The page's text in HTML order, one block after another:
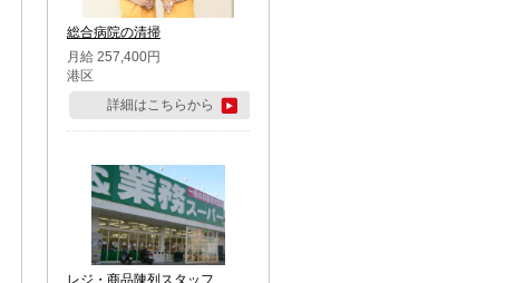
総合病院の清掃
月給 257,400円
港区
詳細はこちらから
レジ・商品陳列スタッフ